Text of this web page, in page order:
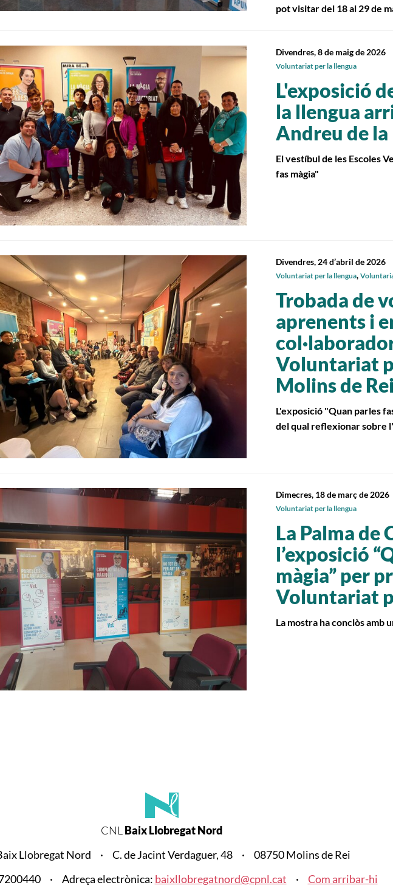
pot visitar del 18 al 29 de
L'exposició
la llengua
Andreu de la
El vestíbul de les Escoles
fas màgia"
Divendres, 8 de maig de 2026
Voluntariat per la llengua
Trobada de
aprenents i
Voluntariat
Molins de Rei
L'exposició "Quan parles
del qual reflexionar sobre
Divendres, 24 d’abril de 2026
Voluntariat per la llengua,
La Palma de
l’exposició
màgia” per
Voluntariat
La mostra ha conclòs amb
Dimecres, 18 de març de 2026
Voluntariat per la llengua
CNL Baix Llobregat Nord
Llobregat Nord
C. de Jacint Verdaguer, 48
08750 Molins de Rei
Adreça electrònica: baixllobregatnord@cpnl.cat Com arribar-hi